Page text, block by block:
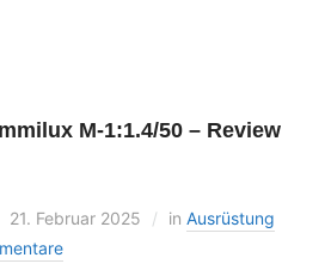
M-1:1.4/50 – Review
21. Februar 2025 in Ausrüstung